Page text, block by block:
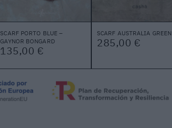
SCARF PORTO BLUE –
GAYNOR BONGARD
135,00 €
SCARF AUSTRALIA GREEN
285,00 €